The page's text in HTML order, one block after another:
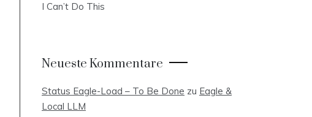
I Can’t Do This
Neueste Kommentare
Status Eagle-Load – To Be Done zu Eagle &
Local LLM